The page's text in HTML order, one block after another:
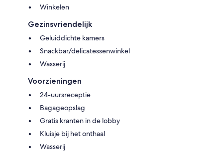
Winkelen
Gezinsvriendelijk
Geluiddichte kamers
Snackbar/delicatessenwinkel
Wasserij
Voorzieningen
24-uursreceptie
Bagageopslag
Gratis kranten in de lobby
Kluisje bij het onthaal
Wasserij